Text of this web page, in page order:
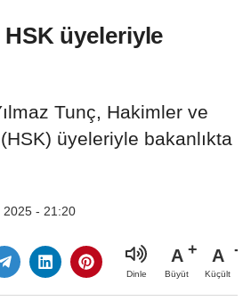
üyeleriyle
Tunç, Hakimler ve
üyeleriyle bakanlıkta
2025 - 21:20
Dinle
A
Büyüt
A
Küçült